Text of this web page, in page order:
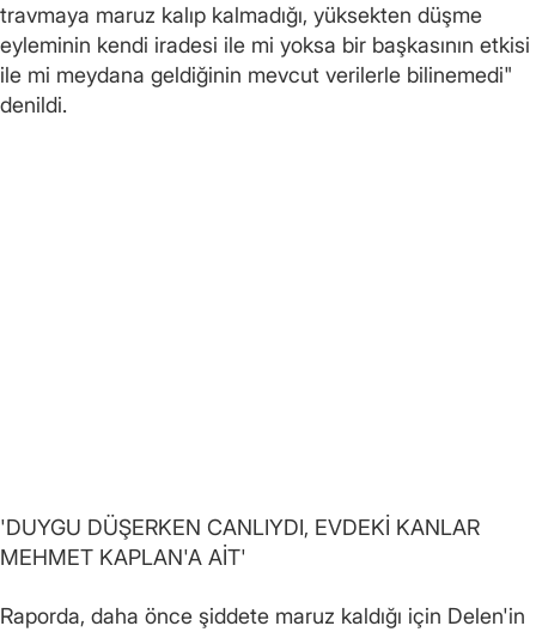
travmaya maruz kalıp kalmadığı, yüksekten düşme
eyleminin kendi iradesi ile mi yoksa bir başkasının etkisi
ile mi meydana geldiğinin mevcut verilerle bilinemedi"
denildi.
'DUYGU DÜŞERKEN CANLIYDI, EVDEKİ KANLAR
MEHMET KAPLAN'A AİT'
Raporda, daha önce şiddete maruz kaldığı için Delen'in